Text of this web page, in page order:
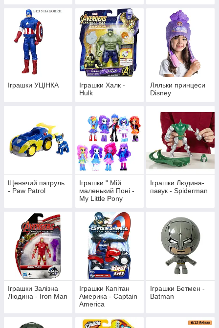
Іграшки УЦІНКА
Іграшки Халк -
Hulk
Ляльки принцеси
Disney
Щенячий патруль
- Paw Patrol
Іграшки " Мій
маленький Поні -
My Little Pony
Іграшки Людина-
павук - Spiderman
Іграшки Залізна
Людина - Iron Man
Іграшки Капітан
Америка - Captain
America
Іграшки Бетмен -
Batman